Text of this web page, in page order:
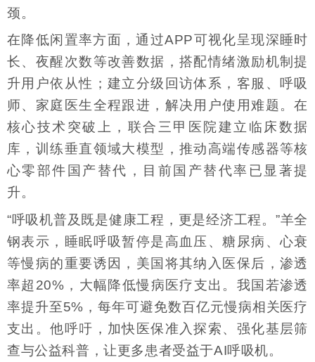
颈。
在降低闲置率方面，通过APP可视化呈现深睡时
长、夜醒次数等改善数据，搭配情绪激励机制提
升用户依从性；建立分级回访体系，客服、呼吸
师、家庭医生全程跟进，解决用户使用难题。在
核心技术突破上，联合三甲医院建立临床数据
库，训练垂直领域大模型，推动高端传感器等核
心零部件国产替代，目前国产替代率已显著提
升。
“呼吸机普及既是健康工程，更是经济工程。”羊全
钢表示，睡眠呼吸暂停是高血压、糖尿病、心衰
等慢病的重要诱因，美国将其纳入医保后，渗透
率超20%，大幅降低慢病医疗支出。我国若渗透
率提升至5%，每年可避免数百亿元慢病相关医疗
支出。他呼吁，加快医保准入探索、强化基层筛
查与公益科普，让更多患者受益于AI呼吸机。